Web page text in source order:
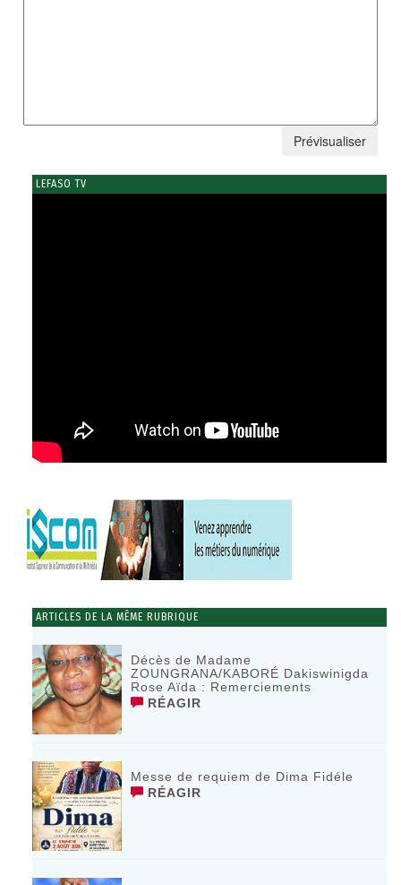
LEFASO TV
ARTICLES DE LA MÊME RUBRIQUE
Décès de Madame
ZOUNGRANA/KABORÉ Dakiswinigda
Rose Aïda : Remerciements
RÉAGIR
Messe de requiem de Dima Fidéle
RÉAGIR